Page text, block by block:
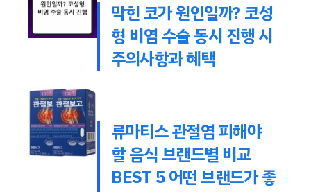
막힌 코가 원인일까? 코성
형 비염 수술 동시 진행 시
주의사항과 혜택
류마티스 관절염 피해야
할 음식 브랜드별 비교
BEST 5 어떤 브랜드가 좋